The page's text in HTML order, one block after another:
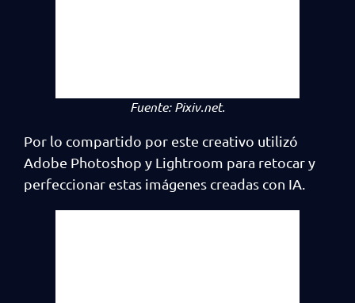
Fuente:Pixiv.net.
Por lo compartido por este creativo utilizó
Adobe Photoshop y Lightroom para retocar y
perfeccionar estas imágenes creadas con IA.